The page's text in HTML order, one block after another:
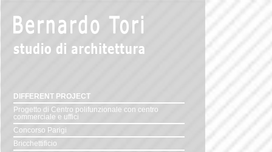
DIFFERENT PROJECT
Progetto di Centro polifunzionale con centro
commerciale e uffici
Concorso Parigi
Bricchettificio